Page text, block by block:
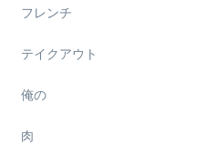
フレンチ
テイクアウト
俺の
肉